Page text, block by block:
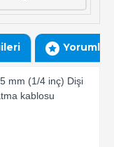
Yorumlar
mm (1/4 inç) Dişi
kablosu